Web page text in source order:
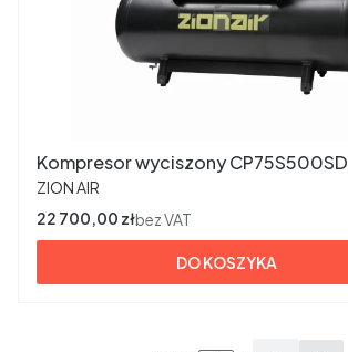
Kompresor wyciszony CP75S500SD
PRODUCENT
ZION AIR
Cena
22 700,00 złbez VAT
DO KOSZYKA